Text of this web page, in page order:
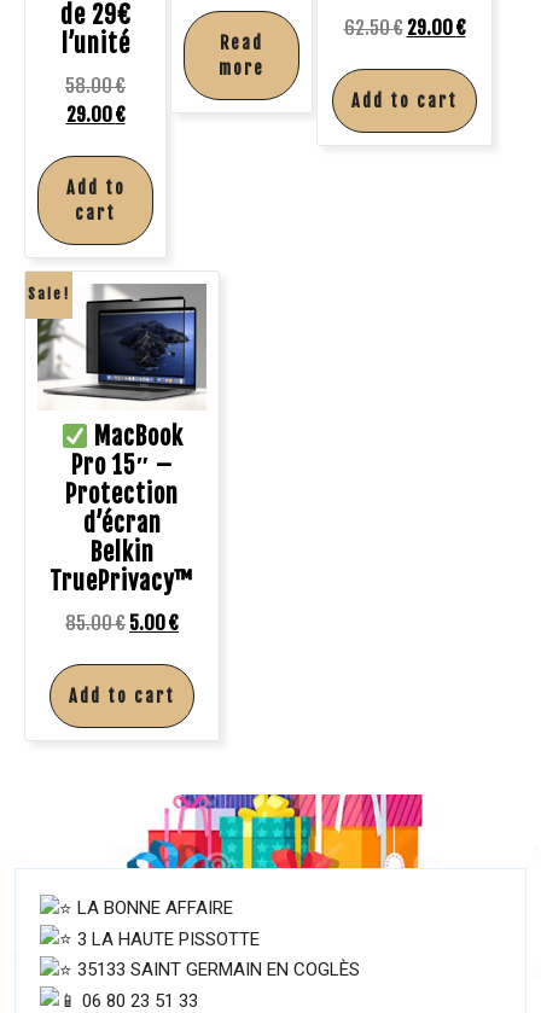
de 29€
l’unité
58.00€
29.00€
Add to
cart
Read
more
62.50€ 29.00€
Add to cart
Sale!
MacBook
Pro 15″ –
Protection
d’écran
Belkin
TruePrivacy™
85.00€ 5.00€
Add to cart
LA BONNE AFFAIRE
3 LA HAUTE PISSOTTE
35133 SAINT GERMAIN EN COGLÈS
06 80 23 51 33